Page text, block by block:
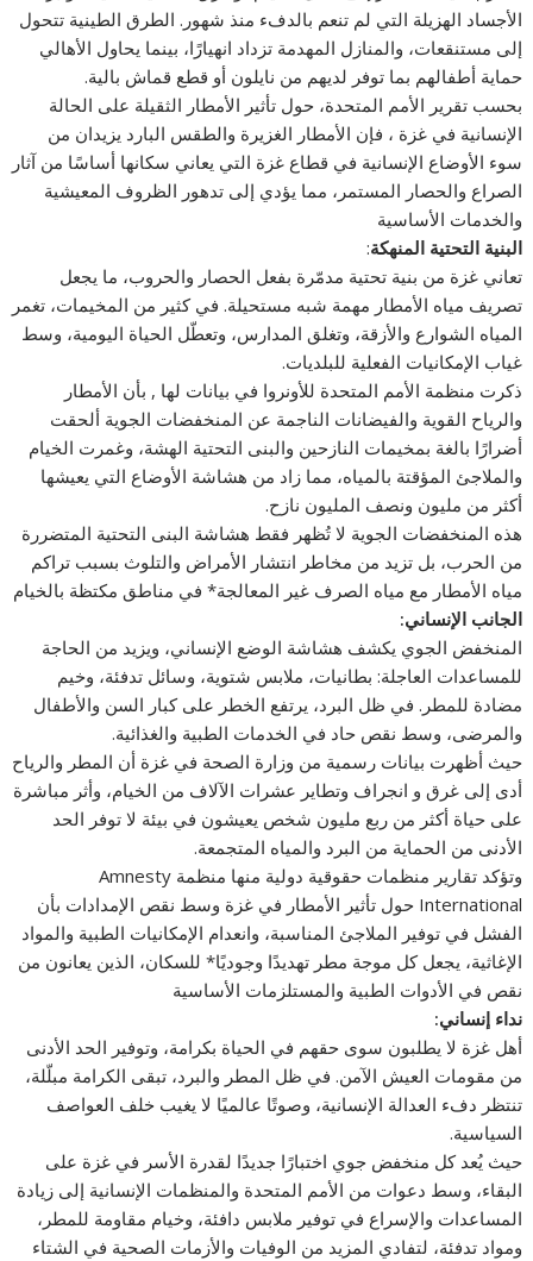
الأجساد الهزيلة التي لم تنعم بالدفء منذ شهور. الطرق الطينية تتحول
إلى مستنقعات، والمنازل المهدمة تزداد انهيارًا، بينما يحاول الأهالي
حماية أطفالهم بما توفر لديهم من نايلون أو قطع قماش بالية.
بحسب تقرير الأمم المتحدة، حول تأثير الأمطار الثقيلة على الحالة
الإنسانية في غزة ، فإن الأمطار الغزيرة والطقس البارد يزيدان من
سوء الأوضاع الإنسانية في قطاع غزة التي يعاني سكانها أساسًا من آثار
الصراع والحصار المستمر، مما يؤدي إلى تدهور الظروف المعيشية
والخدمات الأساسية
البنية التحتية المنهكة:
تعاني غزة من بنية تحتية مدمّرة بفعل الحصار والحروب، ما يجعل
تصريف مياه الأمطار مهمة شبه مستحيلة. في كثير من المخيمات، تغمر
المياه الشوارع والأزقة، وتغلق المدارس، وتعطّل الحياة اليومية، وسط
غياب الإمكانيات الفعلية للبلديات.
ذكرت منظمة الأمم المتحدة للأونروا في بيانات لها , بأن الأمطار
والرياح القوية والفيضانات الناجمة عن المنخفضات الجوية ألحقت
أضرارًا بالغة بمخيمات النازحين والبنى التحتية الهشة، وغمرت الخيام
والملاجئ المؤقتة بالمياه، مما زاد من هشاشة الأوضاع التي يعيشها
أكثر من مليون ونصف المليون نازح.
هذه المنخفضات الجوية لا تُظهر فقط هشاشة البنى التحتية المتضررة
من الحرب، بل تزيد من مخاطر انتشار الأمراض والتلوث بسبب تراكم
مياه الأمطار مع مياه الصرف غير المعالجة* في مناطق مكتظة بالخيام
الجانب الإنساني:
المنخفض الجوي يكشف هشاشة الوضع الإنساني، ويزيد من الحاجة
للمساعدات العاجلة: بطانيات، ملابس شتوية، وسائل تدفئة، وخيم
مضادة للمطر. في ظل البرد، يرتفع الخطر على كبار السن والأطفال
والمرضى، وسط نقص حاد في الخدمات الطبية والغذائية.
حيث أظهرت بيانات رسمية من وزارة الصحة في غزة أن المطر والرياح
أدى إلى غرق و انجراف وتطاير عشرات الآلاف من الخيام، وأثر مباشرة
على حياة أكثر من ربع مليون شخص يعيشون في بيئة لا توفر الحد
الأدنى من الحماية من البرد والمياه المتجمعة.
وتؤكد تقارير منظمات حقوقية دولية منها منظمة Amnesty
International حول تأثير الأمطار في غزة وسط نقص الإمدادات بأن
الفشل في توفير الملاجئ المناسبة، وانعدام الإمكانيات الطبية والمواد
الإغاثية، يجعل كل موجة مطر تهديدًا وجوديًا* للسكان، الذين يعانون من
نقص في الأدوات الطبية والمستلزمات الأساسية
نداء إنساني:
أهل غزة لا يطلبون سوى حقهم في الحياة بكرامة، وتوفير الحد الأدنى
من مقومات العيش الآمن. في ظل المطر والبرد، تبقى الكرامة مبلّلة،
تنتظر دفء العدالة الإنسانية، وصوتًا عالميًا لا يغيب خلف العواصف
السياسية.
حيث يُعد كل منخفض جوي اختبارًا جديدًا لقدرة الأسر في غزة على
البقاء، وسط دعوات من الأمم المتحدة والمنظمات الإنسانية إلى زيادة
المساعدات والإسراع في توفير ملابس دافئة، وخيام مقاومة للمطر،
ومواد تدفئة، لتفادي المزيد من الوفيات والأزمات الصحية في الشتاء